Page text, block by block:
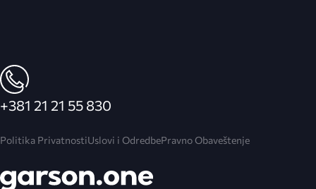
+381 21 21 55 830
Politika Privatnosti Uslovi i Odredbe Pravno Obaveštenje